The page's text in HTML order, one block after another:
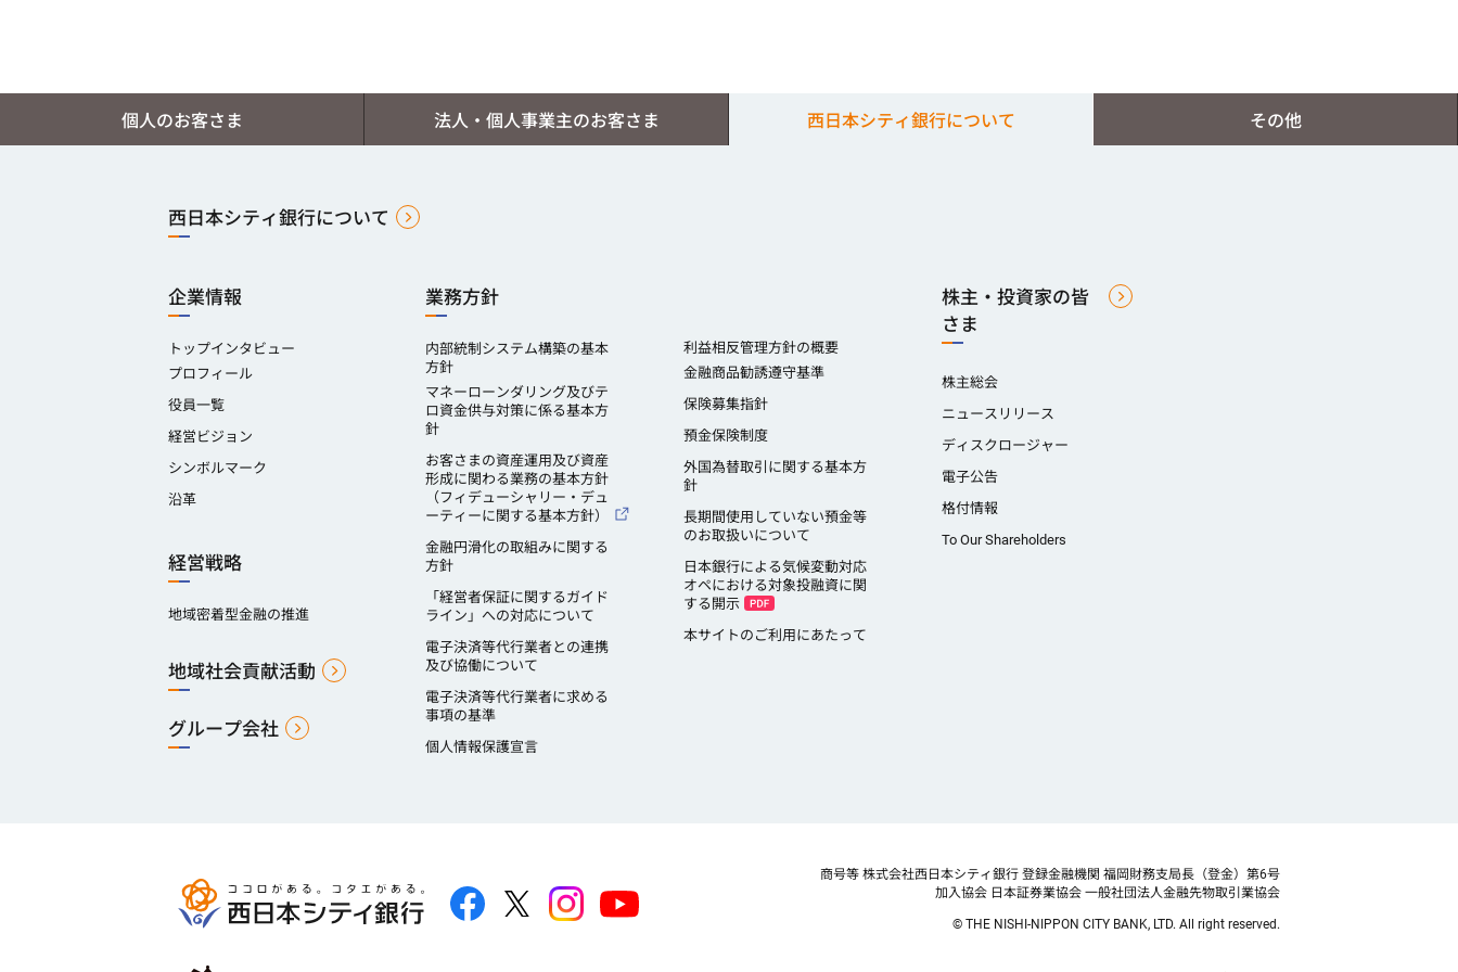
個人のお客さま 法人・個人事業主のお客さま 西日本シティ銀行について その他
西日本シティ銀行について
企業情報
トップインタビュー
プロフィール
役員一覧
経営ビジョン
シンボルマーク
沿革
経営戦略
地域密着型金融の推進
地域社会貢献活動
グループ会社
業務方針
内部統制システム構築の基本
方針
マネーローンダリング及びテ
ロ資金供与対策に係る基本方
針
お客さまの資産運用及び資産
形成に関わる業務の基本方針
（フィデューシャリー・デュ
ーティーに関する基本方針）
金融円滑化の取組みに関する
方針
「経営者保証に関するガイド
ライン」への対応について
電子決済等代行業者との連携
及び協働について
電子決済等代行業者に求める
事項の基準
個人情報保護宣言
利益相反管理方針の概要
金融商品勧誘遵守基準
保険募集指針
預金保険制度
外国為替取引に関する基本方
針
長期間使用していない預金等
のお取扱いについて
日本銀行による気候変動対応
オペにおける対象投融資に関
する開示
本サイトのご利用にあたって
株主・投資家の皆
さま
株主総会
ニュースリリース
ディスクロージャー
電子公告
格付情報
To Our Shareholders
商号等 株式会社西日本シティ銀行 登録金融機関 福岡財務支局長（登金）第6号
加入協会 日本証券業協会 一般社団法人金融先物取引業協会
© THE NISHI-NIPPON CITY BANK, LTD. All right reserved.